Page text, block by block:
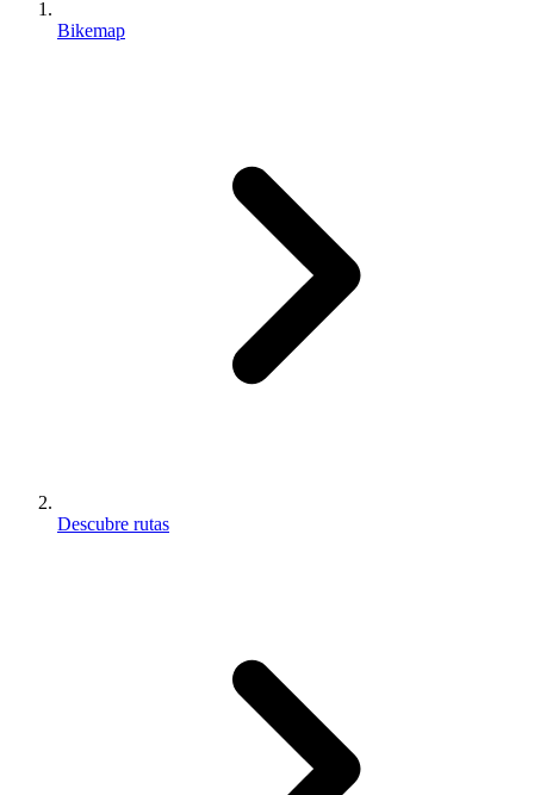
Bikemap
Descubre rutas